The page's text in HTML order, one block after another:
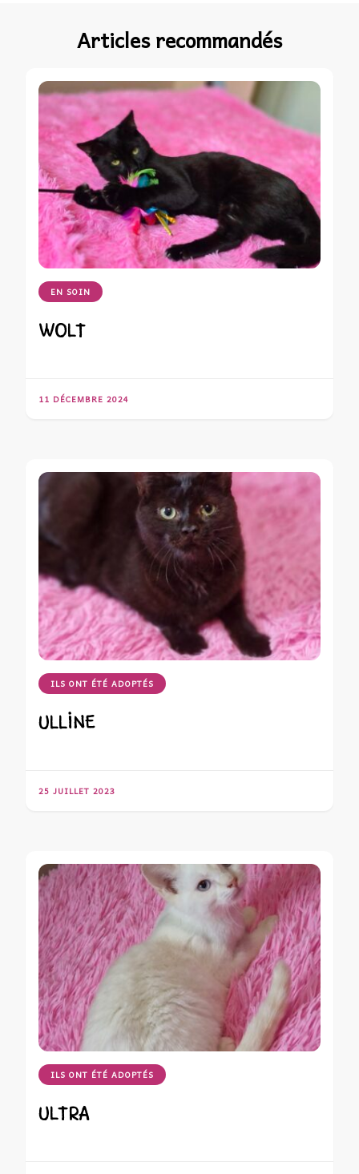
Articles recommandés
EN SOIN
WOLT
11 DÉCEMBRE 2024
ILS ONT ÉTÉ ADOPTÉS
ULLINE
25 JUILLET 2023
ILS ONT ÉTÉ ADOPTÉS
ULTRA